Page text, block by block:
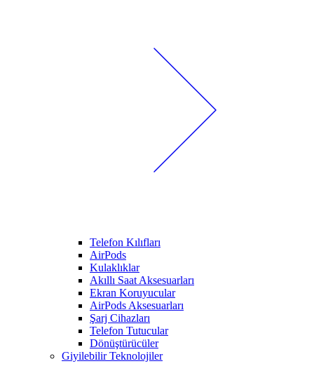
Telefon Kılıfları
AirPods
Kulaklıklar
Akıllı Saat Aksesuarları
Ekran Koruyucular
AirPods Aksesuarları
Şarj Cihazları
Telefon Tutucular
Dönüştürücüler
Giyilebilir Teknolojiler